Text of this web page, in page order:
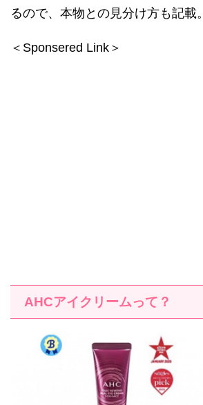
るので、本物との見分け方も記載。
＜Sponsered Link＞
AHCアイクリームって？